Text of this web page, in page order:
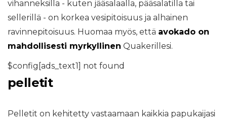
vihanneksilla - kuten jääsalaalla, pääsalatilla tai
sellerillä - on korkea vesipitoisuus ja alhainen
ravinnepitoisuus. Huomaa myös, että avokado on
mahdollisesti myrkyllinen Quakerillesi.
$config[ads_text1] not found
pelletit
Pelletit on kehitetty vastaamaan kaikkia papukaijasi